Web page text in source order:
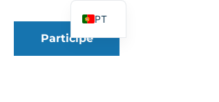
Participe
PT
FR